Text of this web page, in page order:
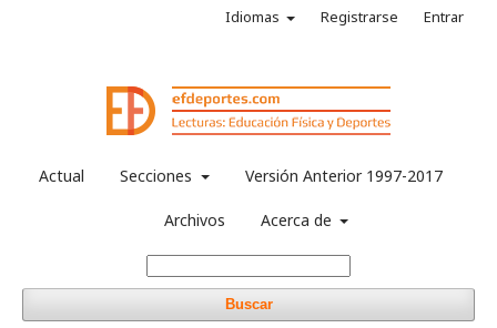
Actual Secciones Versión Anterior 1997-2017
Archivos Acerca de
Buscar
Idiomas Registrarse Entrar